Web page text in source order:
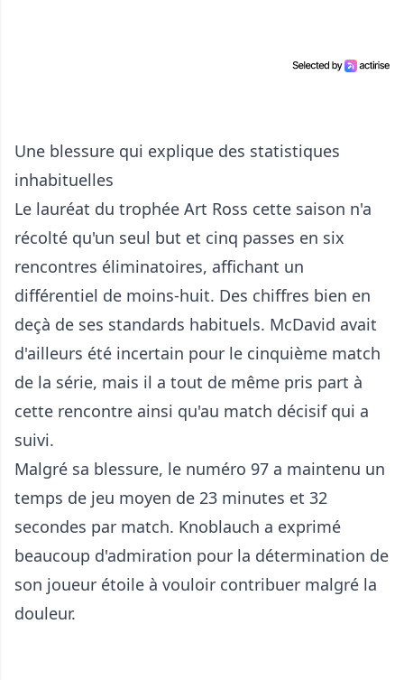
Une blessure qui explique des statistiques
inhabituelles
Le lauréat du trophée Art Ross cette saison n'a
récolté qu'un seul but et cinq passes en six
rencontres éliminatoires, affichant un
différentiel de moins-huit. Des chiffres bien en
deçà de ses standards habituels. McDavid avait
d'ailleurs été incertain pour le cinquième match
de la série, mais il a tout de même pris part à
cette rencontre ainsi qu'au match décisif qui a
suivi.
Malgré sa blessure, le numéro 97 a maintenu un
temps de jeu moyen de 23 minutes et 32
secondes par match. Knoblauch a exprimé
beaucoup d'admiration pour la détermination de
son joueur étoile à vouloir contribuer malgré la
douleur.